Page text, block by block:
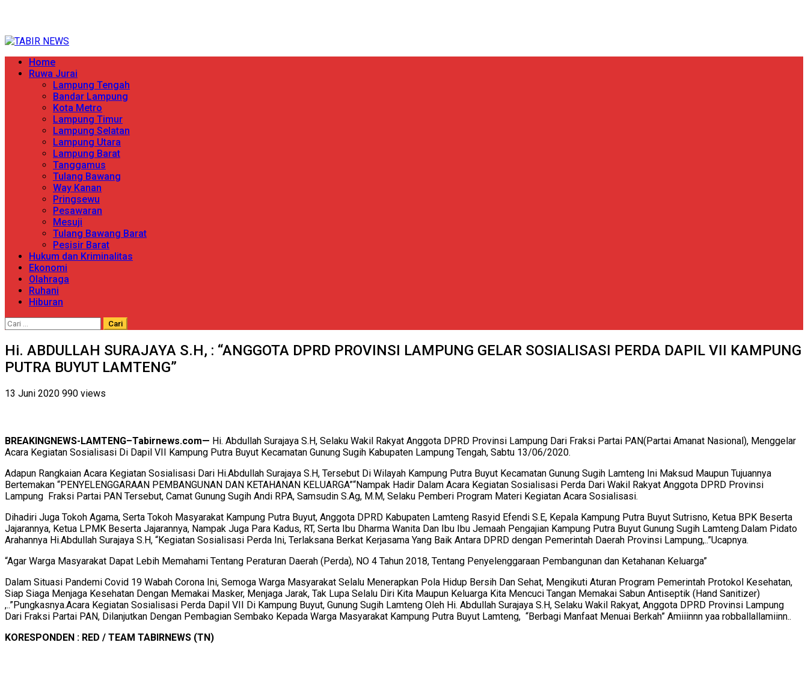
content
Primary
Menu
Home
Ruwa Jurai
Lampung Tengah
Bandar Lampung
Kota Metro
Lampung Timur
Lampung Selatan
Lampung Utara
Lampung Barat
Tanggamus
Tulang Bawang
Way Kanan
Pringsewu
Pesawaran
Mesuji
Tulang Bawang Barat
Pesisir Barat
Hukum dan Kriminalitas
Ekonomi
Olahraga
Ruhani
Hiburan
Cari
Hi. ABDULLAH SURAJAYA S.H, : “ANGGOTA DPRD PROVINSI LAMPUNG GELAR SOSIALISASI PERDA DAPIL VII KAMPUNG
PUTRA BUYUT LAMTENG”
13 Juni 2020 990 views
BREAKINGNEWS-LAMTENG–Tabirnews.com— Hi. Abdullah Surajaya S.H, Selaku Wakil Rakyat Anggota DPRD Provinsi Lampung Dari Fraksi Partai PAN(Partai Amanat Nasional), Menggelar
Acara Kegiatan Sosialisasi Di Dapil VII Kampung Putra Buyut Kecamatan Gunung Sugih Kabupaten Lampung Tengah, Sabtu 13/06/2020.
Adapun Rangkaian Acara Kegiatan Sosialisasi Dari Hi.Abdullah Surajaya S.H, Tersebut Di Wilayah Kampung Putra Buyut Kecamatan Gunung Sugih Lamteng Ini Maksud Maupun Tujuannya
Bertemakan “PENYELENGGARAAN PEMBANGUNAN DAN KETAHANAN KELUARGA”“Nampak Hadir Dalam Acara Kegiatan Sosialisasi Perda Dari Wakil Rakyat Anggota DPRD Provinsi
Lampung Fraksi Partai PAN Tersebut, Camat Gunung Sugih Andi RPA, Samsudin S.Ag, M.M, Selaku Pemberi Program Materi Kegiatan Acara Sosialisasi.
Dihadiri Juga Tokoh Agama, Serta Tokoh Masyarakat Kampung Putra Buyut, Anggota DPRD Kabupaten Lamteng Rasyid Efendi S.E, Kepala Kampung Putra Buyut Sutrisno, Ketua BPK Beserta
Jajarannya, Ketua LPMK Beserta Jajarannya, Nampak Juga Para Kadus, RT, Serta Ibu Dharma Wanita Dan Ibu Ibu Jemaah Pengajian Kampung Putra Buyut Gunung Sugih Lamteng. Dalam Pidato
Arahannya Hi.Abdullah Surajaya S.H, “Kegiatan Sosialisasi Perda Ini, Terlaksana Berkat Kerjasama Yang Baik Antara DPRD dengan Pemerintah Daerah Provinsi Lampung,..”Ucapnya.
“Agar Warga Masyarakat Dapat Lebih Memahami Tentang Peraturan Daerah (Perda), NO 4 Tahun 2018, Tentang Penyelenggaraan Pembangunan dan Ketahanan Keluarga”
Dalam Situasi Pandemi Covid 19 Wabah Corona Ini, Semoga Warga Masyarakat Selalu Menerapkan Pola Hidup Bersih Dan Sehat, Mengikuti Aturan Program Pemerintah Protokol Kesehatan,
Siap Siaga Menjaga Kesehatan Dengan Memakai Masker, Menjaga Jarak, Tak Lupa Selalu Diri Kita Maupun Keluarga Kita Mencuci Tangan Memakai Sabun Antiseptik (Hand Sanitizer)
,..”Pungkasnya.Acara Kegiatan Sosialisasi Perda Dapil VII Di Kampung Buyut, Gunung Sugih Lamteng Oleh Hi. Abdullah Surajaya S.H, Selaku Wakil Rakyat, Anggota DPRD Provinsi Lampung
Dari Fraksi Partai PAN, Dilanjutkan Dengan Pembagian Sembako Kepada Warga Masyarakat Kampung Putra Buyut Lamteng, “Berbagi Manfaat Menuai Berkah” Amiiinnn yaa robballallamiinn..
KORESPONDEN : RED / TEAM TABIRNEWS (TN)